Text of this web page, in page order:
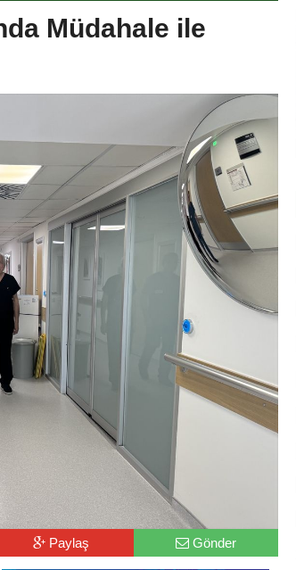
Müdahale ile
Paylaş Gönder
Antrenörlüğe ”Hayır” diyen Mertens,
Galatasaray’dan bakın ne istedi